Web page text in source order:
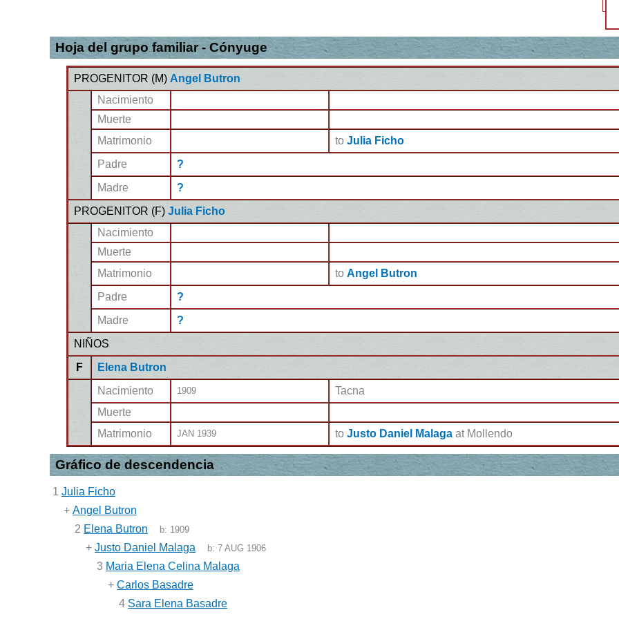
Hoja del grupo familiar - Cónyuge
PROGENITOR (M) Angel Butron
Nacimiento
Muerte
Matrimonio
to Julia Ficho
Padre
?
Madre
?
PROGENITOR (F) Julia Ficho
Nacimiento
Muerte
Matrimonio
to Angel Butron
Padre
?
Madre
?
NIÑOS
F
Elena Butron
Nacimiento
1909
Tacna
Muerte
Matrimonio
JAN 1939 to Justo Daniel Malaga at Mollendo
Gráfico de descendencia
1 Julia Ficho
+ Angel Butron
2 Elena Butron b: 1909
+ Justo Daniel Malaga b:7 AUG 1906
3 Maria Elena Celina Malaga
+ Carlos Basadre
4 Sara Elena Basadre